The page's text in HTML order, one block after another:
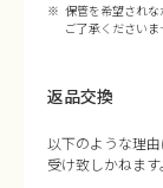
保管を希望され
ご了承くださいま
返品交換
以下のような理
受け致しかねます。